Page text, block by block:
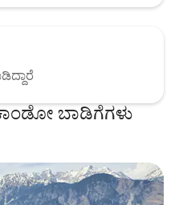
ಬಾಡಿಗೆಗಳು